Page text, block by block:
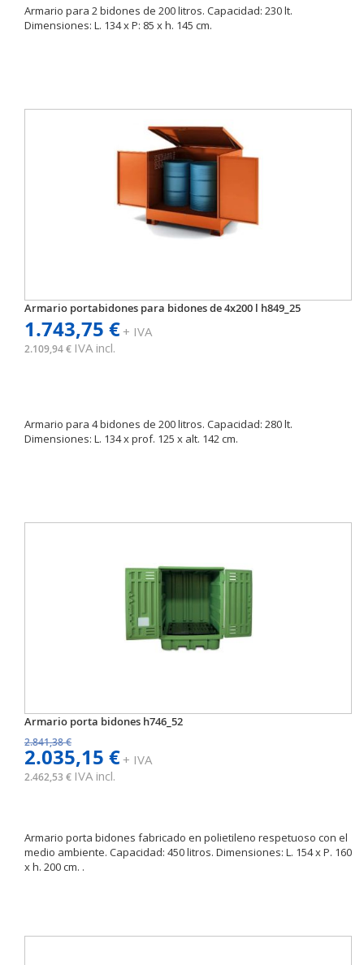
Armario para 2 bidones de 200 litros. Capacidad: 230 lt.
Dimensiones: L. 134 x P: 85 x h. 145 cm.
Armario portabidones para bidones de 4x200 l h849_25
1.743,75 €+ IVA
2.109,94 € IVA incl.
Armario para 4 bidones de 200 litros. Capacidad: 280 lt.
Dimensiones: L. 134 x prof. 125 x alt. 142 cm.
Armario porta bidones h746_52
2.841,38 €
2.035,15 €+ IVA
2.462,53 € IVA incl.
Armario porta bidones fabricado en polietileno respetuoso con el
medio ambiente. Capacidad: 450 litros. Dimensiones: L. 154 x P. 160
x h. 200 cm. .